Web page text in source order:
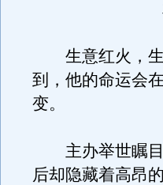
生意红火，生
到，他的命运会
变。
主办举世瞩目
后却隐藏着高昂